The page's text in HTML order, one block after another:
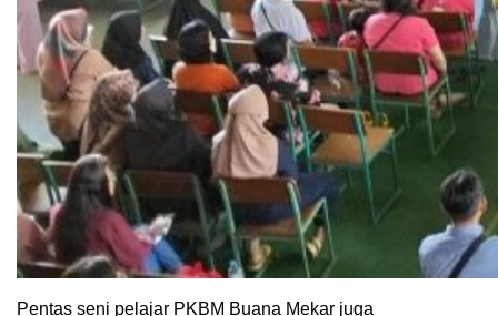
Pentas seni pelajar PKBM Buana Mekar juga